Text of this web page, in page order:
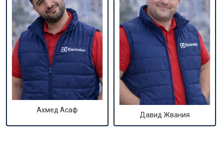
Ахмед Асаф
Давид Жвания